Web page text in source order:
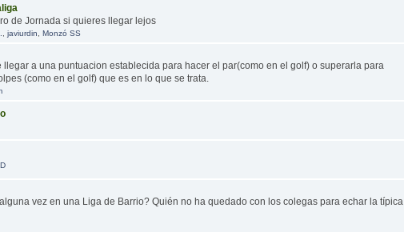
de Jornada si quieres llegar lejos
,javiurdin ,Monzó SS
a una puntuacion establecida para hacer el par(como en el golf) o superarla para
(como en el golf) que es en lo que se trata.
vez en una Liga de Barrio? Quién no ha quedado con los colegas para echar la típica